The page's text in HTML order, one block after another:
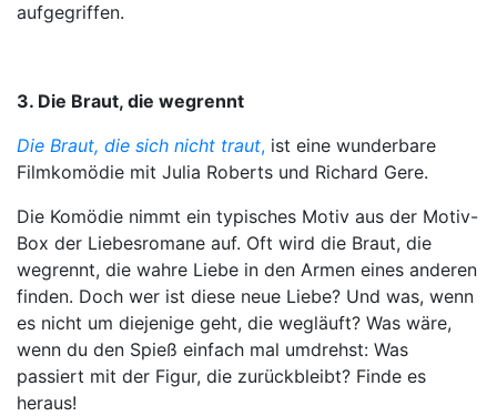
aufgegriffen.
3. Die Braut, die wegrennt
Die Braut, die sich nicht traut, ist eine wunderbare
Filmkomödie mit Julia Roberts und Richard Gere.
Die Komödie nimmt ein typisches Motiv aus der Motiv-
Box der Liebesromane auf. Oft wird die Braut, die
wegrennt, die wahre Liebe in den Armen eines anderen
finden. Doch wer ist diese neue Liebe? Und was, wenn
es nicht um diejenige geht, die wegläuft? Was wäre,
wenn du den Spieß einfach mal umdrehst: Was
passiert mit der Figur, die zurückbleibt? Finde es
heraus!